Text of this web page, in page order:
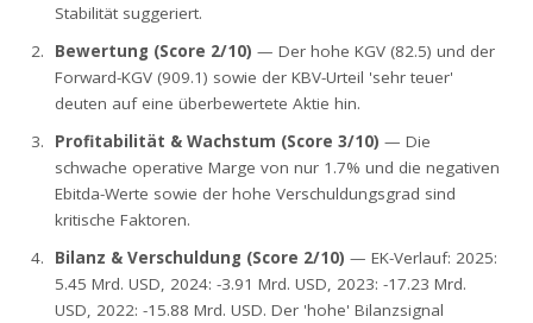
Stabilität suggeriert.
Bewertung (Score 2/10) — Der hohe KGV (82.5) und der
Forward-KGV (909.1) sowie der KBV-Urteil 'sehr teuer'
deuten auf eine überbewertete Aktie hin.
Profitabilität & Wachstum (Score 3/10) — Die
schwache operative Marge von nur 1.7% und die negativen
Ebitda-Werte sowie der hohe Verschuldungsgrad sind
kritische Faktoren.
Bilanz & Verschuldung (Score 2/10) — EK-Verlauf: 2025:
5.45 Mrd. USD, 2024: -3.91 Mrd. USD, 2023: -17.23 Mrd.
USD, 2022: -15.88 Mrd. USD. Der 'hohe' Bilanzsignal